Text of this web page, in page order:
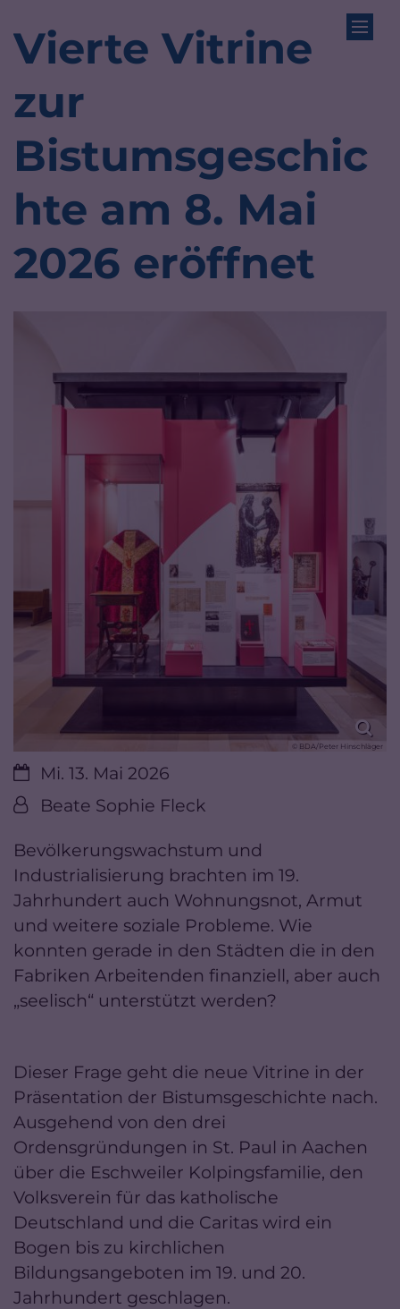
Zum Inhalt springen
Vierte Vitrine
zur
Bistumsgeschic
hte am 8. Mai
2026 eröffnet
© BDA/Peter Hinschläger
Datum:
Mi. 13. Mai 2026
Von:Beate Sophie Fleck
Bevölkerungswachstum und
Industrialisierung brachten im 19.
Jahrhundert auch Wohnungsnot, Armut
und weitere soziale Probleme. Wie
konnten gerade in den Städten die in den
Fabriken Arbeitenden finanziell, aber auch
„seelisch“ unterstützt werden?
Dieser Frage geht die neue Vitrine in der
Präsentation der Bistumsgeschichte nach.
Ausgehend von den drei
Ordensgründungen in St. Paul in Aachen
über die Eschweiler Kolpingsfamilie, den
Volksverein für das katholische
Deutschland und die Caritas wird ein
Bogen bis zu kirchlichen
Bildungsangeboten im 19. und 20.
Jahrhundert geschlagen.